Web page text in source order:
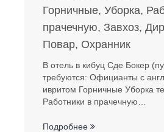
Горничные, Уборка,
прачечную, Завхоз,
Повар, Охранник
В отель в кибуц Сде Бокер
требуются: Официанты с
ивритом Горничные Уборка
Работники в прачечную…
Подробнее